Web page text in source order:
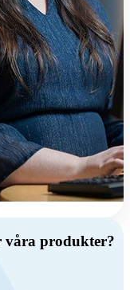
våra produkter?